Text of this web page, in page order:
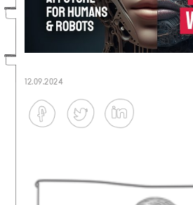
12.09.2024